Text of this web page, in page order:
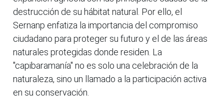
destrucción de su hábitat natural. Por ello, el
Sernanp enfatiza la importancia del compromiso
ciudadano para proteger su futuro y el de las áreas
naturales protegidas donde residen. La
"capibaramanía" no es solo una celebración de la
naturaleza, sino un llamado a la participación activa
en su conservación.